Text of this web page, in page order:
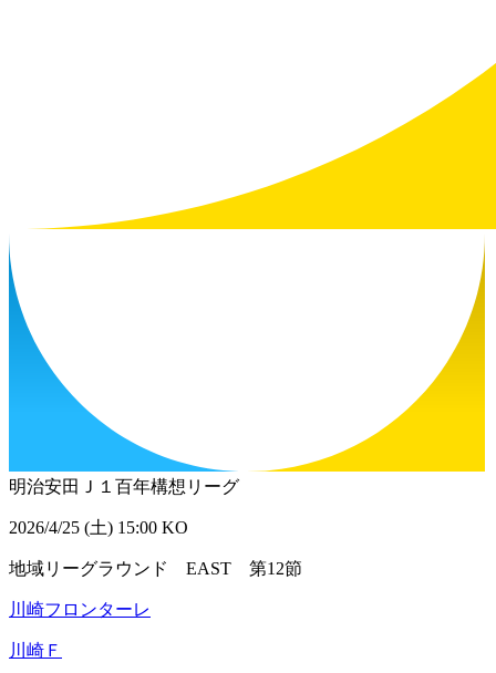
明治安田Ｊ１百年構想リーグ
2026/4/25 (土) 15:00 KO
地域リーグラウンド EAST 第12節
川崎フロンターレ
川崎Ｆ